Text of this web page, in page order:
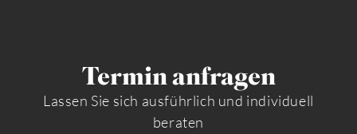
Termin anfragen
Lassen Sie sich ausführlich und individuell
beraten